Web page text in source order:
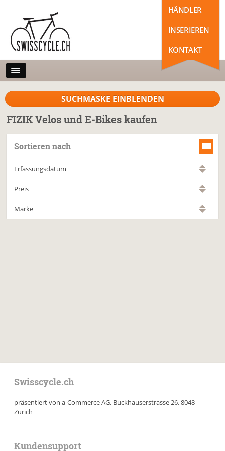
HÄNDLER
INSERIEREN
KONTAKT
SUCHMASKE EINBLENDEN
FIZIK Velos und E-Bikes kaufen
Sortieren nach
Erfassungsdatum
Preis
Marke
Swisscycle.ch
präsentiert von a-Commerce AG, Buckhauserstrasse 26, 8048
Zürich
Kundensupport